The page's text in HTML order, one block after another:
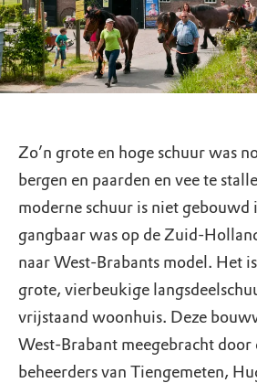
Zo’n grote en hoge schuur was
bergen en paarden en vee te
moderne schuur is niet gebouwd
gangbaar was op de Zuid-
naar West-Brabants model. Het
grote, vierbeukige
vrijstaand woonhuis. Deze
West-Brabant meegebracht door
beheerders van Tiengemeten,